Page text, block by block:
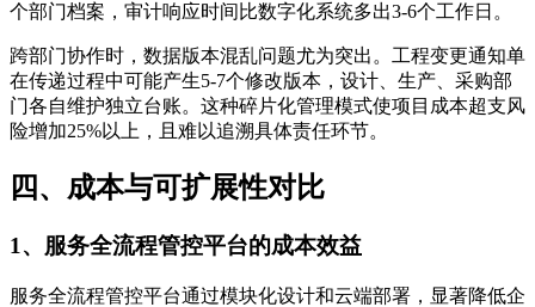
个部门档案，审计响应时间比数字化系统多出3-6个工作日。
跨部门协作时，数据版本混乱问题尤为突出。工程变更通知单
在传递过程中可能产生5-7个修改版本，设计、生产、采购部
门各自维护独立台账。这种碎片化管理模式使项目成本超支风
险增加25%以上，且难以追溯具体责任环节。
四、成本与可扩展性对比
1、服务全流程管控平台的成本效益
服务全流程管控平台通过模块化设计和云端部署，显著降低企